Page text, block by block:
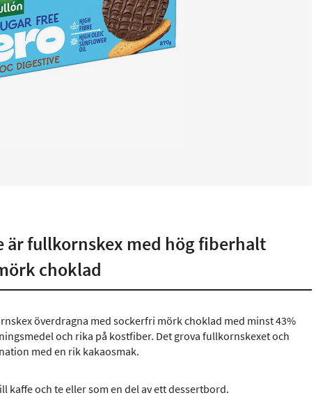
är fullkornskex med hög fiberhalt
choklad
överdragna med sockerfri mörk choklad med minst 43%
och rika på kostfiber. Det grova fullkornskexet och
med en rik kakaosmak.
kaffe och te eller som en del av ett dessertbord.